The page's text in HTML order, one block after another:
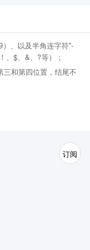
、以及半角连字符"-
、$、&、?等）；
三和第四位置，结尾不
订阅